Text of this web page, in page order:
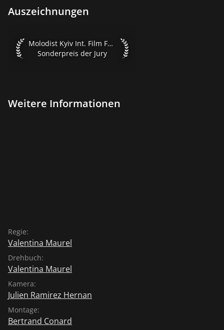
Auszeichnungen
Molodist Kyiv Int. Film Festival 2019 Sonderpreis der Jury
Molodist Kyiv Int. Film Festival 2019
Sonderpreis der Jury
Weitere Informationen
Regie:
Valentina Maurel
Drehbuch:
Valentina Maurel
Kamera:
Julien Ramirez Hernan
Montage:
Bertrand Conard